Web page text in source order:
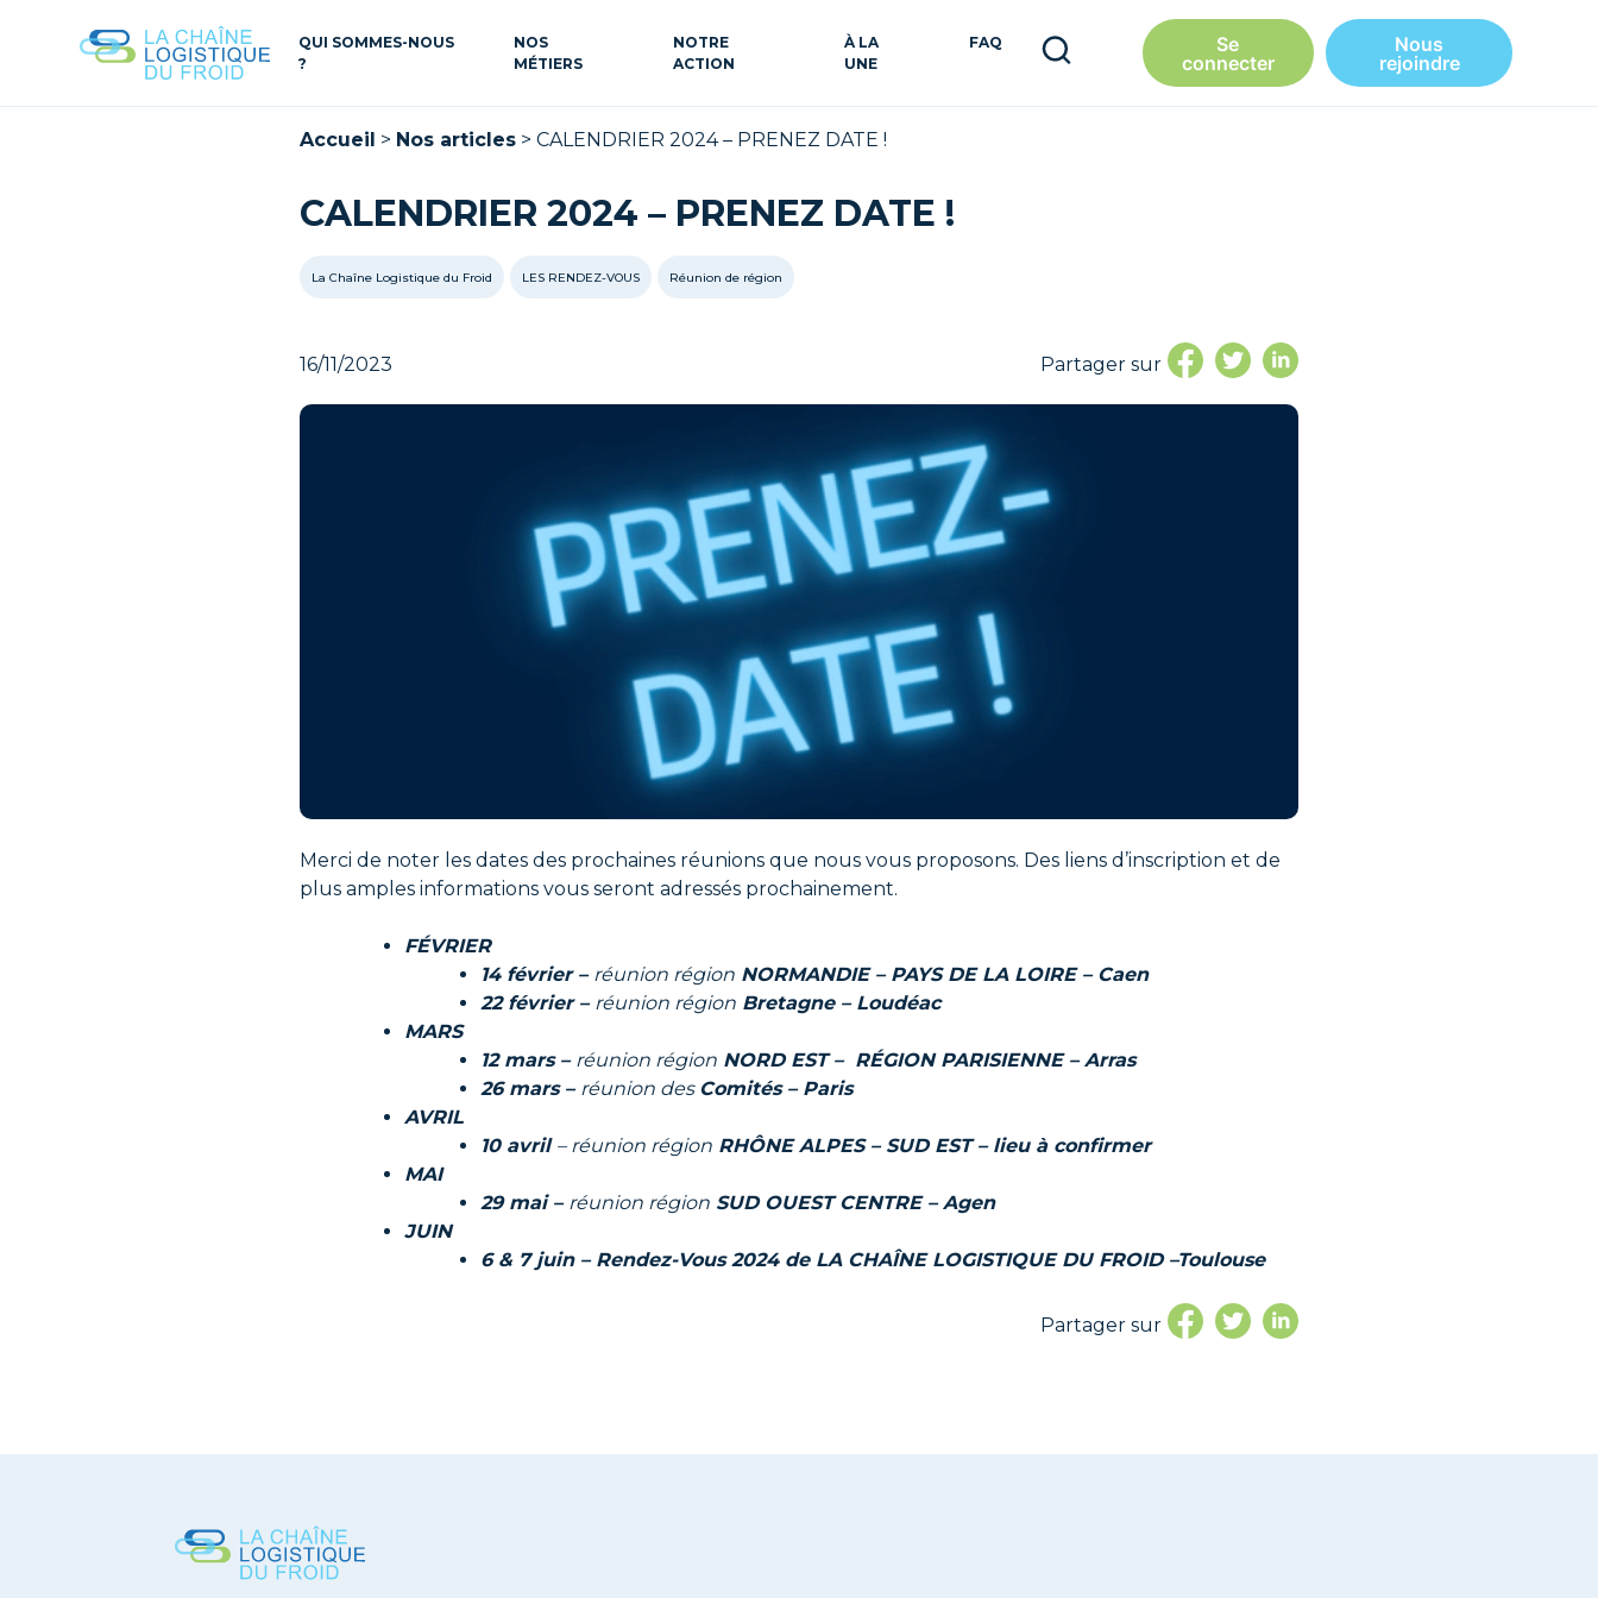
QUI SOMMES-NOUS
?
NOS
MÉTIERS
NOTRE
ACTION
À LA
UNE
FAQ
Se
connecter
Nous
rejoindre
Accueil > Nos articles > CALENDRIER 2024 – PRENEZ DATE !
CALENDRIER 2024 – PRENEZ DATE !
La Chaîne Logistique du Froid LES RENDEZ-VOUS Réunion de région
16/11/2023 Partager sur
Merci de noter les dates des prochaines réunions que nous vous proposons. Des liens d’inscription et de
plus amples informations vous seront adressés prochainement.
FÉVRIER
14 février – réunion région NORMANDIE – PAYS DE LA LOIRE – Caen
22 février – réunion région Bretagne – Loudéac
MARS
12 mars – réunion région NORD EST – RÉGION PARISIENNE –Arras
26 mars – réunion des Comités – Paris
AVRIL
10 avril – réunion région RHÔNE ALPES – SUD EST – lieu à confirmer
MAI
29 mai – réunion région SUD OUEST CENTRE –Agen
JUIN
6 & 7 juin – Rendez-Vous 2024 de LA CHAÎNE LOGISTIQUE DU FROID –Toulouse
Partager sur